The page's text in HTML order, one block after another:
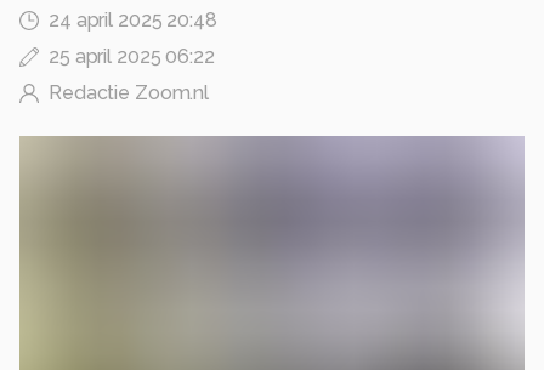
24 april 2025 20:48
25 april 2025 06:22
Redactie Zoom.nl